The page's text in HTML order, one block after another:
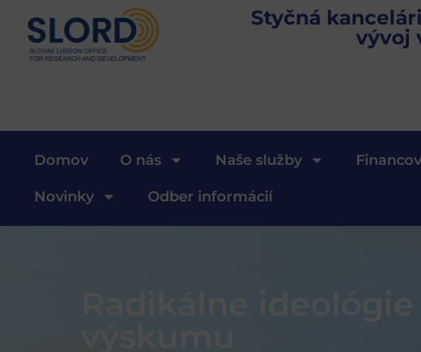
Styčná
vývoj
Domov O nás Naše služby
Novinky Odber informácií
Radikálne